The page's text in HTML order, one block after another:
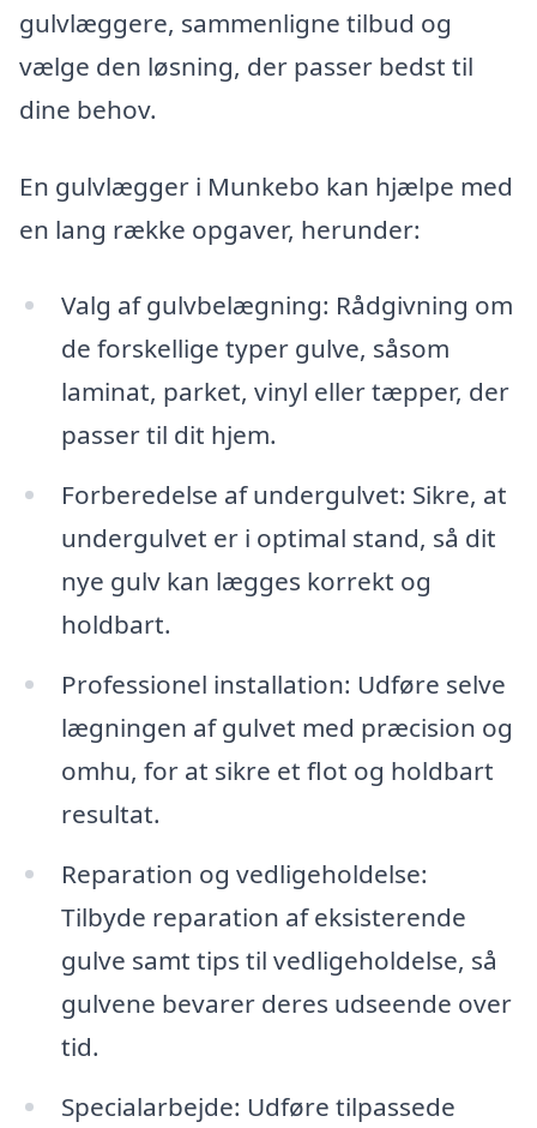
gulvlæggere, sammenligne tilbud og
vælge den løsning, der passer bedst til
dine behov.
En gulvlægger i Munkebo kan hjælpe med
en lang række opgaver, herunder:
Valg af gulvbelægning: Rådgivning om
de forskellige typer gulve, såsom
laminat, parket, vinyl eller tæpper, der
passer til dit hjem.
Forberedelse af undergulvet: Sikre, at
undergulvet er i optimal stand, så dit
nye gulv kan lægges korrekt og
holdbart.
Professionel installation: Udføre selve
lægningen af gulvet med præcision og
omhu, for at sikre et flot og holdbart
resultat.
Reparation og vedligeholdelse:
Tilbyde reparation af eksisterende
gulve samt tips til vedligeholdelse, så
gulvene bevarer deres udseende over
tid.
Specialarbejde: Udføre tilpassede